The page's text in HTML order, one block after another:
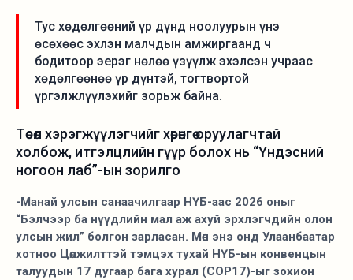
Тус хөдөлгөөний үр дүнд ноолуурын үнэ
өсөхөөс эхлэн малчдын амжиргаанд ч
бодитоор эерэг нөлөө үзүүлж эхэлсэн учраас
хөдөлгөөнөө үр дүнтэй, тогтвортой
үргэлжлүүлэхийг зорьж байна.
Төсөл хэрэгжүүлэгчийг хөрөнгө оруулагчтай
холбож, итгэлцлийн гүүр болох нь “Үндэсний
ногоон лаб”-ын зорилго
-Манай улсын санаачилгаар НҮБ-аас 2026 оныг
“Бэлчээр ба нүүдлийн мал аж ахуй эрхлэгчдийн олон
улсын жил” болгон зарласан. Мөн энэ онд Улаанбаатар
хотноо Цөлжилттэй тэмцэх тухай НҮБ-ын конвенцын
талуудын 17 дугаар бага хурал (COP17)-ыг зохион